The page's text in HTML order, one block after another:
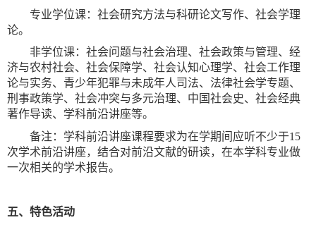
专业学位课：社会研究方法与科研论文写作、社会学理
论。
非学位课：社会问题与社会治理、社会政策与管理、经
济与农村社会、社会保障学、社会认知心理学、社会工作理
论与实务、青少年犯罪与未成年人司法、法律社会学专题、
刑事政策学、社会冲突与多元治理、中国社会史、社会经典
著作导读、学科前沿讲座等。
备注：学科前沿讲座课程要求为在学期间应听不少于15
次学术前沿讲座，结合对前沿文献的研读，在本学科专业做
一次相关的学术报告。
五、特色活动